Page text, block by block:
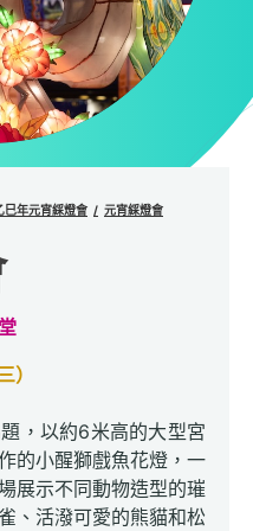
巳年元宵綵燈會 元宵綵燈會
，以約6米高的大型宮
的小醒獅戲魚花燈，一
展示不同動物造型的璀
、活潑可愛的熊貓和松